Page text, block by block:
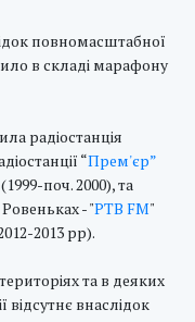
повномасштабної
в складі марафону
радіостанція
“Прем'єр”
поч. 2000), та
- "РТВ FM"
2013 рр).
та в деяких
відсутнє внаслідок